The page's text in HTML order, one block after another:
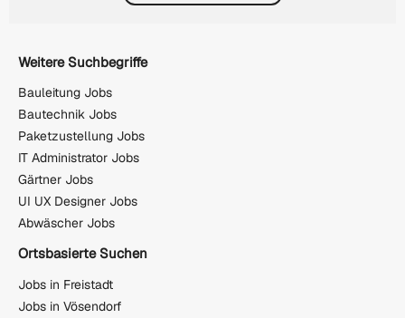
Weitere Suchbegriffe
Bauleitung Jobs
Bautechnik Jobs
Paketzustellung Jobs
IT Administrator Jobs
Gärtner Jobs
UI UX Designer Jobs
Abwäscher Jobs
Ortsbasierte Suchen
Jobs in Freistadt
Jobs in Vösendorf